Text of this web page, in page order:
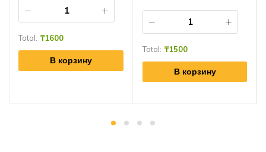
Total: ₸1600
В корзину
Total: ₸1500
В корзину